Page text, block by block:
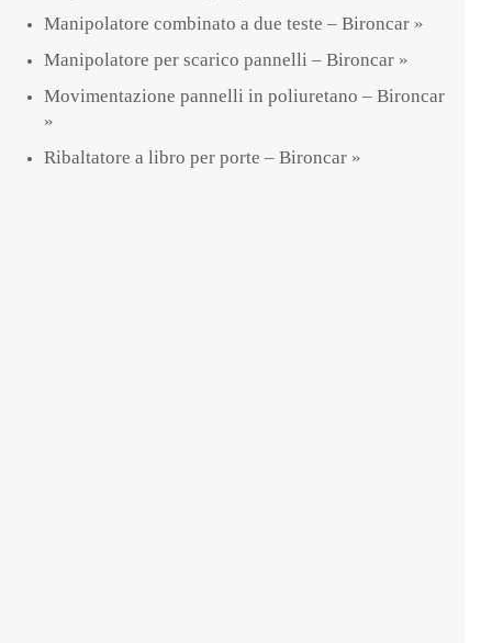
Manipolatore combinato a due teste – Bironcar »
Manipolatore per scarico pannelli – Bironcar »
Movimentazione pannelli in poliuretano – Bironcar
»
Ribaltatore a libro per porte – Bironcar »